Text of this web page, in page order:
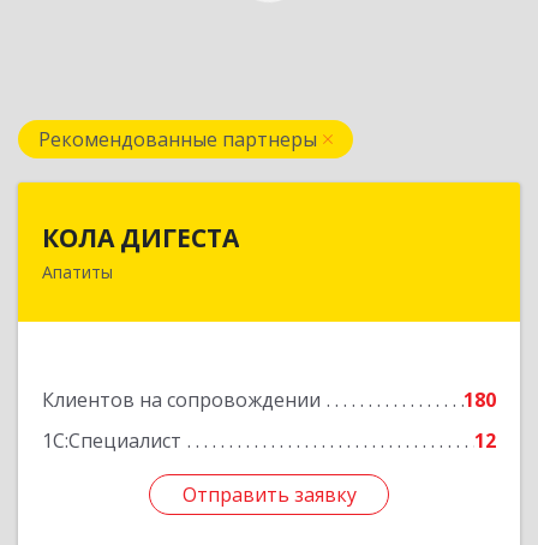
Рекомендованные партнеры
КОЛА ДИГЕСТА
Апатиты
Клиентов на сопровождении
180
1С:Специалист
12
Отправить заявку
Отправить заявку